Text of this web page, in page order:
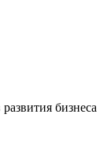
бизнеса